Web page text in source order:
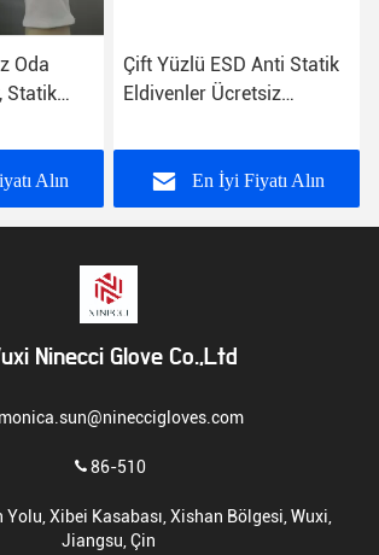
Oda
Statik
Alın
Çift Yüzlü ESD Anti Statik
Eldivenler Ücretsiz
İletken
En İyi Fiyatı Alın
Ninecci Glove Co.,Ltd
monica.sun@nineccigloves.com
86-510
Yolu, Xibei Kasabası, Xishan Bölgesi, Wuxi,
Jiangsu, Çin